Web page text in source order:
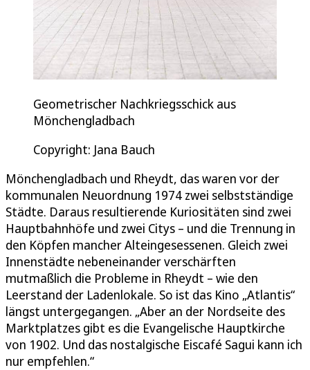
Geometrischer Nachkriegsschick aus
Mönchengladbach
Copyright: Jana Bauch
Mönchengladbach und Rheydt, das waren vor der
kommunalen Neuordnung 1974 zwei selbstständige
Städte. Daraus resultierende Kuriositäten sind zwei
Hauptbahnhöfe und zwei Citys – und die Trennung in
den Köpfen mancher Alteingesessenen. Gleich zwei
Innenstädte nebeneinander verschärften
mutmaßlich die Probleme in Rheydt – wie den
Leerstand der Ladenlokale. So ist das Kino „Atlantis“
längst untergegangen. „Aber an der Nordseite des
Marktplatzes gibt es die Evangelische Hauptkirche
von 1902. Und das nostalgische Eiscafé Sagui kann ich
nur empfehlen.“